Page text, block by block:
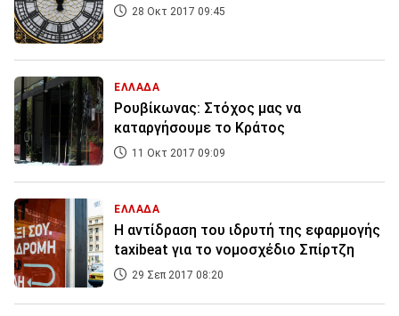
28 Οκτ 2017 09:45
ΕΛΛΑΔΑ
Ρουβίκωνας: Στόχος μας να
καταργήσουμε το Κράτος
11 Οκτ 2017 09:09
ΕΛΛΑΔΑ
Η αντίδραση του ιδρυτή της εφαρμογής
taxibeat για το νομοσχέδιο Σπίρτζη
29 Σεπ 2017 08:20